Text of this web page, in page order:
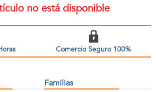
no está disponible
Comercio Seguro 100%
Familias